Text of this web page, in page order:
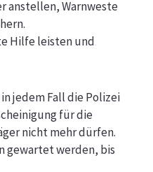
anstellen, Warnweste
Hilfe leisten und
jedem Fall die Polizei
für die
nicht mehr dürfen.
gewartet werden, bis